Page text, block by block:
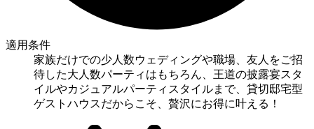
適用条件
家族だけでの少人数ウェディングや職場、友人をご招
待した大人数パーティはもちろん、王道の披露宴スタ
イルやカジュアルパーティスタイルまで、貸切邸宅型
ゲストハウスだからこそ、贅沢にお得に叶える！